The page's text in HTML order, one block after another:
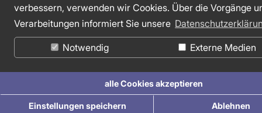
verbessern, verwenden wir Cookies. Über die Vorgänge
Verarbeitungen informiert Sie unsere
Notwendig Externe Medien
alle Cookies akzeptieren
Einstellungen speichern Ablehnen